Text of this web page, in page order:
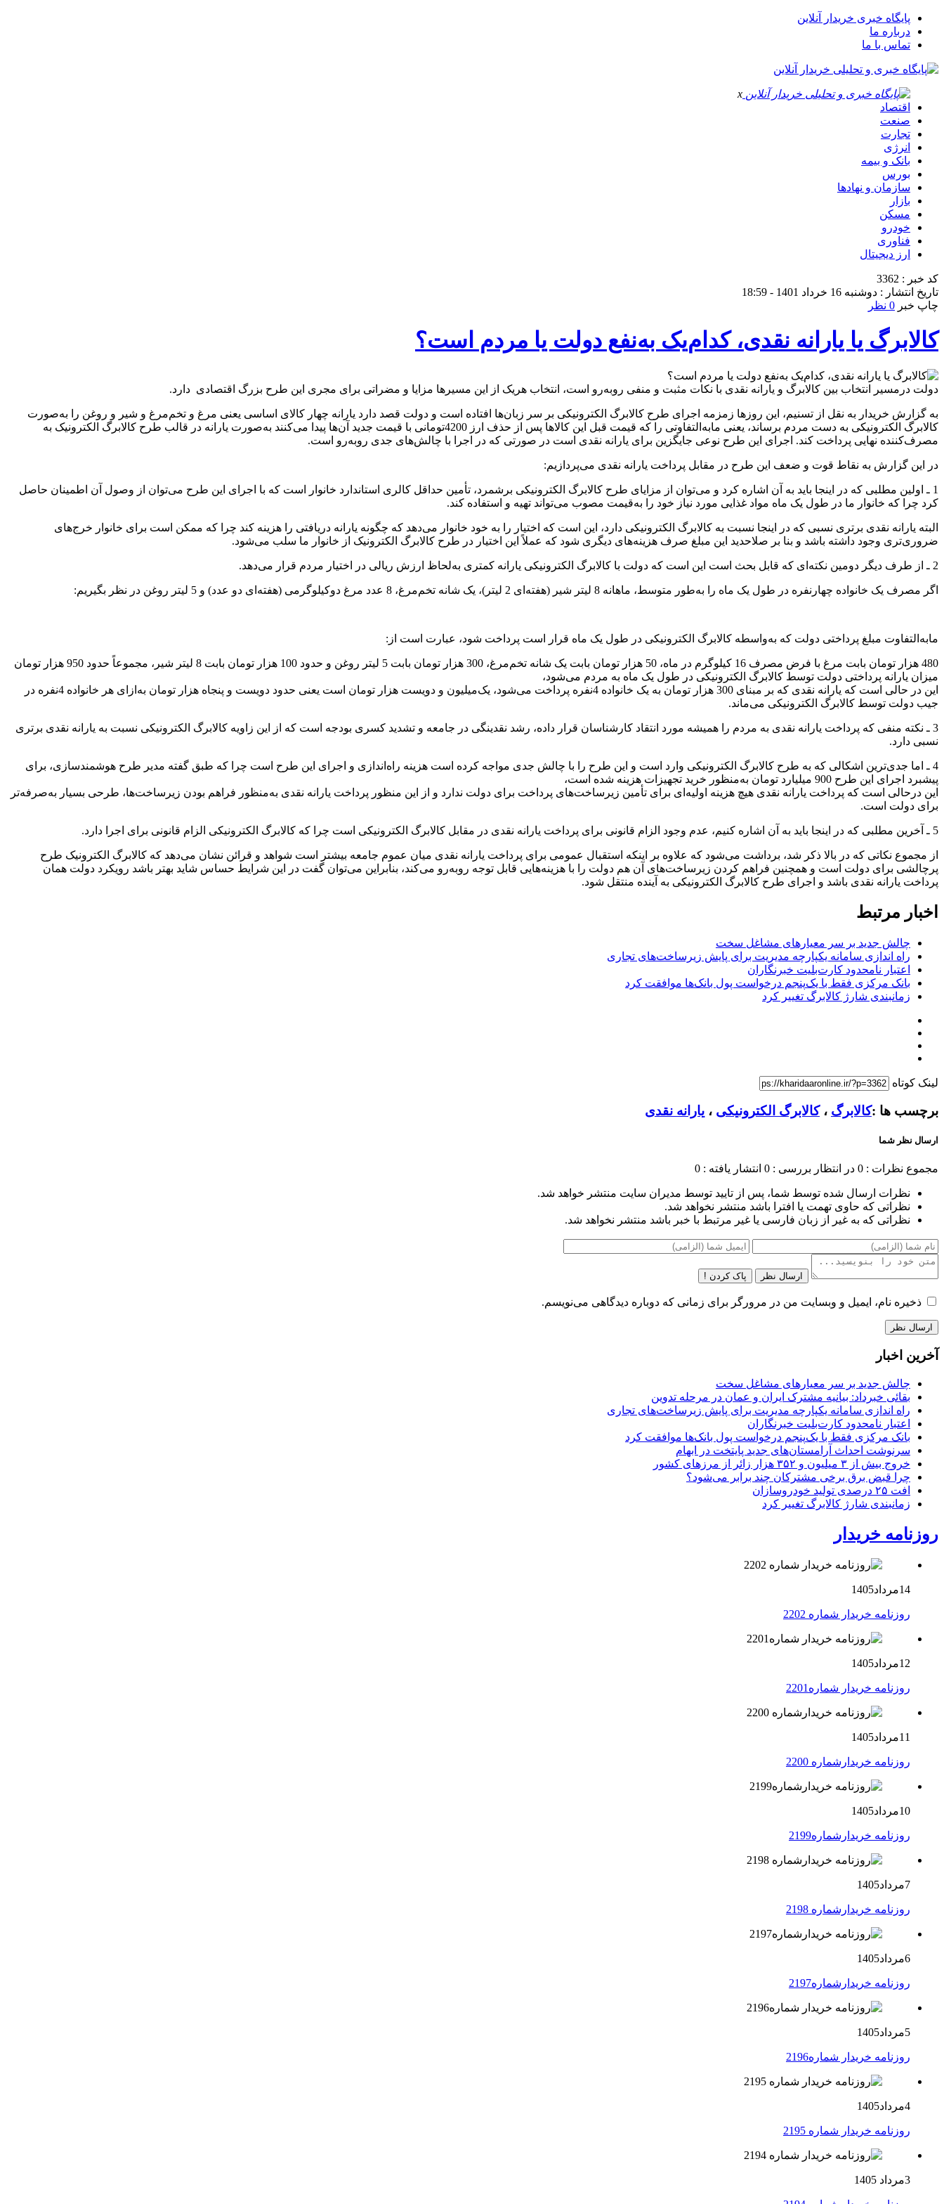
پایگاه خبری خریدار آنلاین
درباره ما
تماس با ما
x
اقتصاد
صنعت
تجارت
انرژی
بانک و بیمه
بورس
سازمان و نهادها
بازار
مسکن
خودرو
فناوری
ارز دیجیتال
کد خبر : 3362
تاریخ انتشار : دوشنبه 16 خرداد 1401 - 18:59
چاپ خبر 0 نظر
کالابرگ یا یارانه نقدی، کدام‌یک به‌نفع دولت یا مردم است؟
دولت درمسیر انتخاب بین کالابرگ و یارانه نقدی با نکات مثبت و منفی روبه‌رو است، انتخاب هریک از این مسیرها مزایا و مضراتی برای مجری این طرح بزرگ اقتصادی دارد.
به گزارش خریدار به نقل از تسنیم، این روزها زمزمه اجرای طرح کالابرگ الکترونیکی بر سر زبان‌ها افتاده است و دولت قصد دارد یارانه چهار کالای اساسی یعنی مرغ و تخم‌مرغ و شیر و روغن را به‌صورت
کالابرگ الکترونیکی به دست مردم برساند، یعنی مابه‌التفاوتی را که قیمت قبل این کالاها پس از حذف ارز 4200تومانی با قیمت جدید آن‌ها پیدا می‌کنند به‌صورت یارانه در قالب طرح کالابرگ الکترونیک به
مصرف‌کننده نهایی پرداخت کند. اجرای این طرح نوعی جایگزین برای یارانه نقدی است در صورتی که در اجرا با چالش‌های جدی روبه‌رو است.
در این گزارش به نقاط قوت و ضعف این طرح در مقابل پرداخت یارانه نقدی می‌پردازیم:
1 ـ اولین مطلبی که در اینجا باید به آن اشاره کرد و می‌توان از مزایای طرح کالابرگ الکترونیکی برشمرد، تأمین حداقل کالری استاندارد خانوار است که با اجرای این طرح می‌توان از وصول آن اطمینان حاصل
کرد چرا که خانوار ما در طول یک ماه مواد غذایی مورد نیاز خود را به‌قیمت مصوب می‌تواند تهیه و استفاده کند.
البته یارانه نقدی برتری نسبی که در اینجا نسبت به کالابرگ الکترونیکی دارد، این است که اختیار را به خود خانوار می‌دهد که چگونه یارانه دریافتی را هزینه کند چرا که ممکن است برای خانوار خرج‌های
ضروری‌تری وجود داشته باشد و بنا بر صلاحدید این مبلغ صرف هزینه‌های دیگری شود که عملاً این اختیار در طرح کالابرگ الکترونیک از خانوار ما سلب می‌شود.
2 ـ از طرف دیگر دومین نکته‌ای که قابل بحث است این است که دولت با کالابرگ الکترونیکی یارانه کمتری به‌لحاظ ارزش ریالی در اختیار مردم قرار می‌دهد.
اگر مصرف یک خانواده چهارنفره در طول یک ماه را به‌طور متوسط، ماهانه 8 لیتر شیر (هفته‌ای 2 لیتر)، یک شانه تخم‌مرغ، 8 عدد مرغ دوکیلوگرمی (هفته‌ای دو عدد) و 5 لیتر روغن در نظر بگیریم:
مابه‌التفاوت مبلغ پرداختی دولت که به‌واسطه کالابرگ الکترونیکی در طول یک ماه قرار است پرداخت شود، عبارت است از:
480 هزار تومان بابت مرغ با فرض مصرف 16 کیلوگرم در ماه، 50 هزار تومان بابت یک شانه تخم‌مرغ، 300 هزار تومان بابت 5 لیتر روغن و حدود 100 هزار تومان بابت 8 لیتر شیر، مجموعاً حدود 950 هزار تومان
میزان یارانه پرداختی دولت توسط کالابرگ الکترونیکی در طول یک ماه به مردم می‌شود،
این در حالی است که یارانه نقدی که بر مبنای 300 هزار تومان به یک خانواده 4نفره پرداخت می‌شود، یک‌میلیون و دویست هزار تومان است یعنی حدود دویست و پنجاه هزار تومان به‌ازای هر خانواده 4نفره در
جیب دولت توسط کالابرگ الکترونیکی می‌ماند.
3 ـ نکته منفی که پرداخت یارانه نقدی به مردم را همیشه مورد انتقاد کارشناسان قرار داده، رشد نقدینگی در جامعه و تشدید کسری بودجه است که از این زاویه کالابرگ الکترونیکی نسبت به یارانه نقدی برتری
نسبی دارد.
4 ـ اما جدی‌ترین اشکالی که به طرح کالابرگ الکترونیکی وارد است و این طرح را با چالش جدی مواجه کرده است هزینه راه‌اندازی و اجرای این طرح است چرا که طبق گفته مدیر طرح هوشمندسازی، برای
پیشبرد اجرای این طرح 900 میلیارد تومان به‌منظور خرید تجهیزات هزینه شده است،
این درحالی است که پرداخت یارانه نقدی هیچ هزینه اولیه‌ای برای تأمین زیرساخت‌های پرداخت برای دولت ندارد و از این منظور پرداخت یارانه نقدی به‌منظور فراهم بودن زیرساخت‌ها، طرحی بسیار به‌صرفه‌تر
برای دولت است.
5 ـ آخرین مطلبی که در اینجا باید به آن اشاره کنیم، عدم وجود الزام قانونی برای پرداخت یارانه نقدی در مقابل کالابرگ الکترونیکی است چرا که کالابرگ الکترونیکی الزام قانونی برای اجرا دارد.
از مجموع نکاتی که در بالا ذکر شد، برداشت می‌شود که علاوه بر اینکه استقبال عمومی برای پرداخت یارانه نقدی میان عموم جامعه بیشتر است شواهد و قرائن نشان می‌دهد که کالابرگ الکترونیک طرح
پرچالشی برای دولت است و همچنین فراهم کردن زیرساخت‌های آن هم دولت را با هزینه‌هایی قابل توجه روبه‌رو می‌کند، بنابراین می‌توان گفت در این شرایط حساس شاید بهتر باشد رویکرد دولت همان
پرداخت یارانه نقدی باشد و اجرای طرح کالابرگ الکترونیکی به آینده منتقل شود.
اخبار مرتبط
چالش جدید بر سر معیارهای مشاغل سخت
راه اندازی سامانه یکپارچه مدیریت برای پایش زیرساخت‌های تجاری
اعتبار نامحدود کارت‌بلیت خبرنگاران
بانک مرکزی فقط با یک‌‎پنجم درخواست پول بانک‌ها موافقت کرد
زمانبندی شارژ کالابرگ تغییر کرد
لینک کوتاه
برچسب ها :کالابرگ ،کالابرگ الکترونیکی ، یارانه نقدی
ارسال نظر شما
مجموع نظرات : 0 در انتظار بررسی : 0 انتشار یافته : 0
نظرات ارسال شده توسط شما، پس از تایید توسط مدیران سایت منتشر خواهد شد.
نظراتی که حاوی تهمت یا افترا باشد منتشر نخواهد شد.
نظراتی که به غیر از زبان فارسی یا غیر مرتبط با خبر باشد منتشر نخواهد شد.
ارسال نظر پاک کردن !
ذخیره نام، ایمیل و وبسایت من در مرورگر برای زمانی که دوباره دیدگاهی می‌نویسم.
آخرین اخبار
چالش جدید بر سر معیارهای مشاغل سخت
بقائی خبرداد: بیانیه مشترک ایران و عمان در مرحله تدوین
راه اندازی سامانه یکپارچه مدیریت برای پایش زیرساخت‌های تجاری
اعتبار نامحدود کارت‌بلیت خبرنگاران
بانک مرکزی فقط با یک‌‎پنجم درخواست پول بانک‌ها موافقت کرد
سرنوشت احداث آرامستان‌های جدید پایتخت در ابهام
خروج بیش از ۳ میلیون و ۳۵۲ هزار زائر از مرزهای کشور
چرا قبض برق برخی مشترکان چند برابر می‌شود؟
افت ۲۵ درصدی تولید خودروسازان
زمانبندی شارژ کالابرگ تغییر کرد
روزنامه خریدار
14مرداد1405
روزنامه خریدار شماره 2202
12مرداد1405
روزنامه خریدار شماره2201
11مرداد1405
روزنامه خریدارشماره 2200
10مرداد1405
روزنامه خریدارشماره2199
7مرداد1405
روزنامه خریدارشماره 2198
6مرداد1405
روزنامه خریدارشماره2197
5مرداد1405
روزنامه خریدار شماره2196
4مرداد1405
روزنامه خریدار شماره 2195
3مرداد 1405